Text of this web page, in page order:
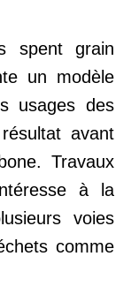
spent grain
un modèle
usages des
avant
Travaux
à la
voies
comme